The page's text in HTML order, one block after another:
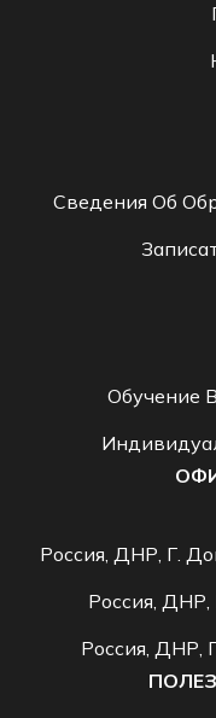
Сведения Об
Обучение
Россия, ДНР, Г.
Россия, ДНР,
Россия, ДНР,